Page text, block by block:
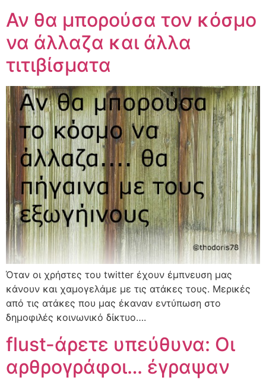
Αν θα μπορούσα τον κόσμο
να άλλαζα και άλλα
τιτιβίσματα
Όταν οι χρήστες του twitter έχουν έμπνευση μας
κάνουν και χαμογελάμε με τις ατάκες τους. Μερικές
από τις ατάκες που μας έκαναν εντύπωση στο
δημοφιλές κοινωνικό δίκτυο….
flust-άρετε υπεύθυνα: Οι
αρθρογράφοι… έγραψαν